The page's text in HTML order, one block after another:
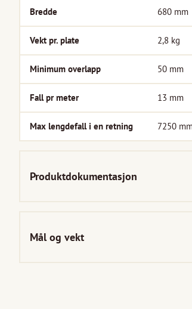
Bredde 680 mm
Vekt pr. plate 2,8 kg
Minimum overlapp 50 mm
Fall pr meter 13 mm
Max lengdefall i en retning 7250
Produktdokumentasjon
Mål og vekt